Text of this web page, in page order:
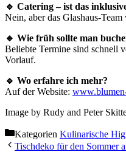
🔹 Catering – ist das
Nein, aber das Glashaus-
🔹 Wie früh sollte man
Beliebte Termine sind schnell
Vorlauf.
🔹 Wo erfahre ich mehr?
Auf der Website:
Image by Rudy and Peter
Kategorien Kulinarische
Tischdeko für den Sommer